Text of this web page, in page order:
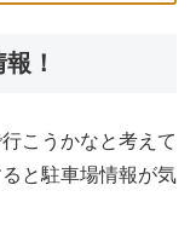
！
こうかなと考えて
と駐車場情報が気